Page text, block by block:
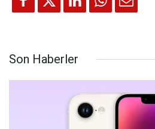
Son Haberler